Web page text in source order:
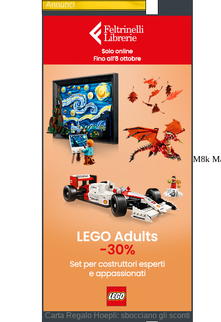
Annunci
Carta Regalo Hoepli: sbocciano gli sconti
M8k